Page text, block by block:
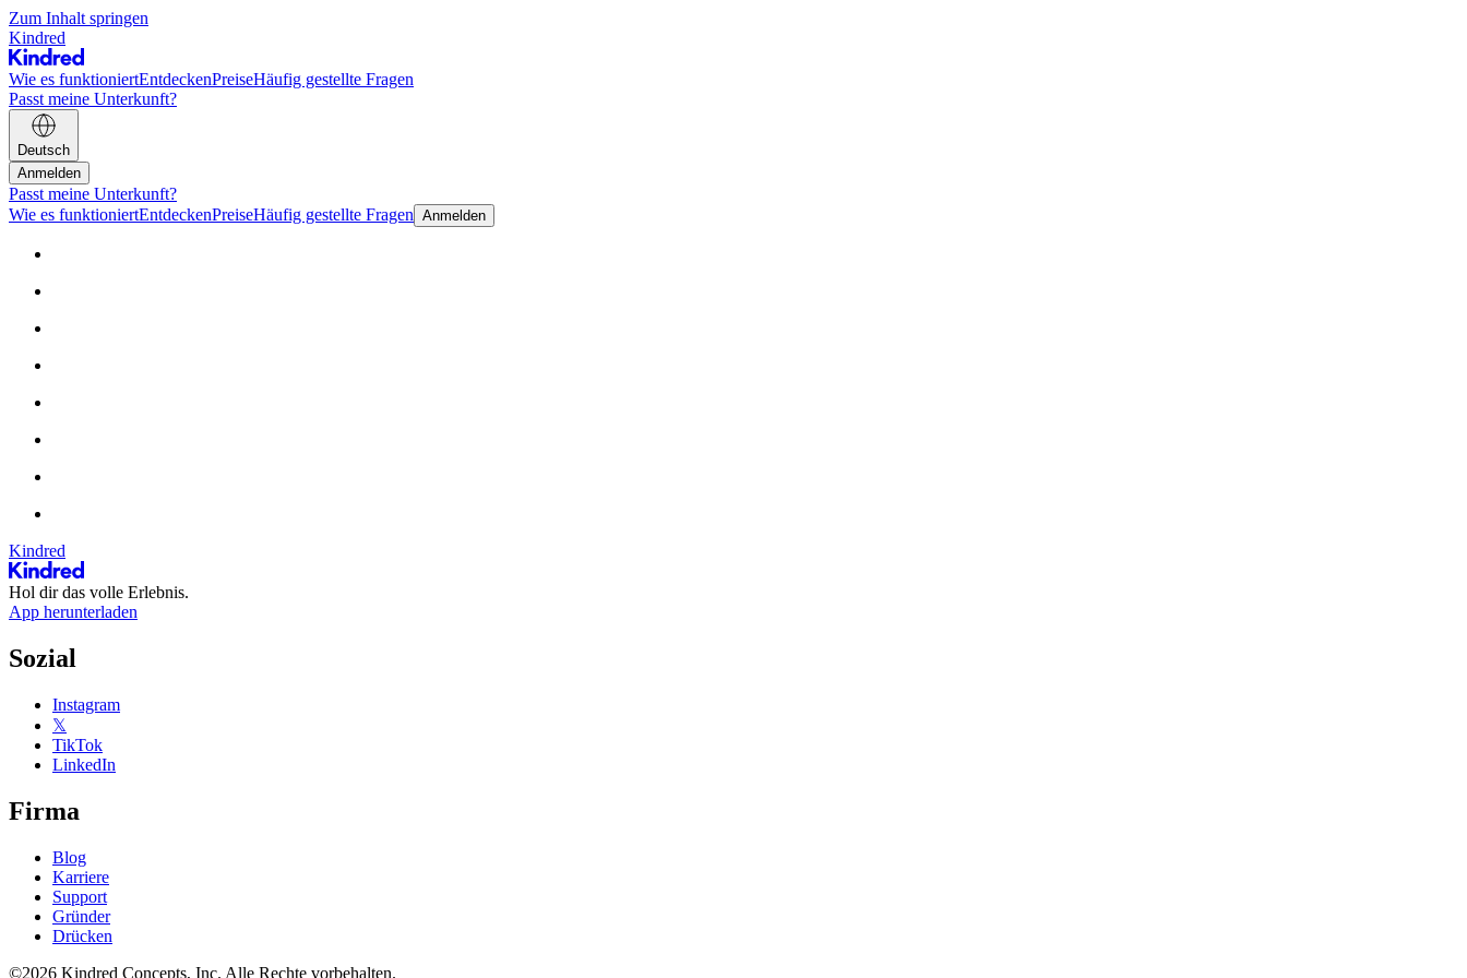
Zum Inhalt springen
Kindred
Wie es funktioniertEntdeckenPreiseHäufig gestellte Fragen
Passt meine Unterkunft?
Deutsch
Anmelden
Passt meine Unterkunft?
Wie es funktioniertEntdeckenPreiseHäufig gestellte Fragen Anmelden
Kindred
Hol dir das volle Erlebnis.
App herunterladen
Sozial
Instagram
𝕏
TikTok
LinkedIn
Firma
Blog
Karriere
Support
Gründer
Drücken
©2026 Kindred Concepts, Inc. Alle Rechte vorbehalten.